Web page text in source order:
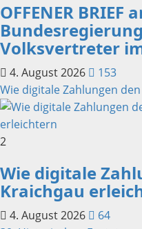
OFFENER
Volksvertreter
4. August 2026
153
Wie digitale Zahlungen
2
Wie digitale
Kraichgau
4. August 2026
64